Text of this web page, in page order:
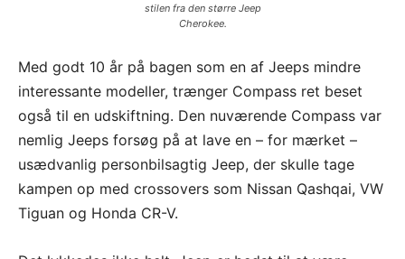
stilen fra den større Jeep
Cherokee.
Med godt 10 år på bagen som en af Jeeps mindre
interessante modeller, trænger Compass ret beset
også til en udskiftning. Den nuværende Compass var
nemlig Jeeps forsøg på at lave en – for mærket –
usædvanlig personbilsagtig Jeep, der skulle tage
kampen op med crossovers som Nissan Qashqai, VW
Tiguan og Honda CR-V.